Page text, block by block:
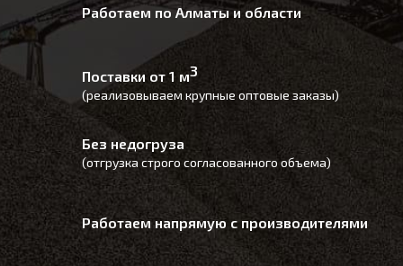
Работаем по Алматы и области
Поставки от 1 м3
(реализовываем крупные оптовые заказы)
Без недогруза
(отгрузка строго согласованного объема)
Работаем напрямую с производителями